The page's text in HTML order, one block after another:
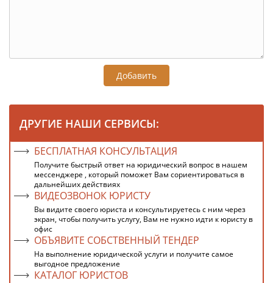
Добавить
ДРУГИЕ НАШИ СЕРВИСЫ:
БЕСПЛАТНАЯ КОНСУЛЬТАЦИЯ
Получите быстрый ответ на юридический вопрос в нашем
мессенджере , который поможет Вам сориентироваться в
дальнейших действиях
ВИДЕОЗВОНОК ЮРИСТУ
Вы видите своего юриста и консультируетесь с ним через
экран, чтобы получить услугу, Вам не нужно идти к юристу в
офис
ОБЪЯВИТЕ СОБСТВЕННЫЙ ТЕНДЕР
На выполнение юридической услуги и получите самое
выгодное предложение
КАТАЛОГ ЮРИСТОВ